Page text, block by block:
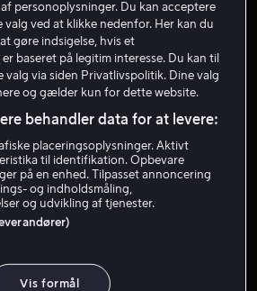
Perkins
personoplysninger. Du kan acceptere
valg ved at klikke nedenfor. Her kan du
gøre indsigelse, hvis et
baseret på legitim interesse. Du kan til
via siden Privatlivspolitik. Dine valg
og gælder kun for dette website.
behandler data for at levere:
placeringsoplysninger. Aktivt
til identifikation. Opbevare
på en enhed. Tilpasset annoncering
og indholdsmåling,
og udvikling af tjenester.
Vis formål